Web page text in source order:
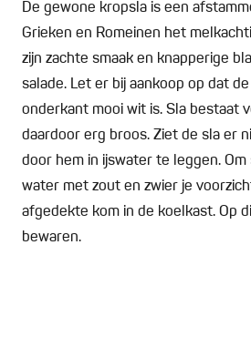
De gewone kropsla is een
Grieken en Romeinen het
zijn zachte smaak en knapperige
salade. Let er bij aankoop op dat
onderkant mooi wit is. Sla bestaat
daardoor erg broos. Ziet de sla er
door hem in ijswater te leggen.
water met zout en zwier je
afgedekte kom in de koelkast. Op
bewaren.